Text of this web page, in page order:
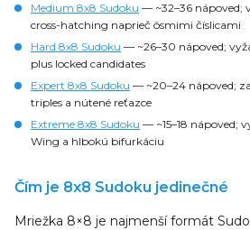
Medium 8x8 Sudoku — ~32–36 nápoved;
cross-hatching naprieč ôsmimi číslicami
Hard 8x8 Sudoku — ~26–30 nápoved;
plus locked candidates
Expert 8x8 Sudoku — ~20–24 nápoved;
triples a nútené reťazce
Extreme 8x8 Sudoku — ~15–18 nápoved;
Wing a hlbokú bifurkáciu
Čím je 8x8 Sudoku jedinečné
Mriežka 8×8 je najmenší formát